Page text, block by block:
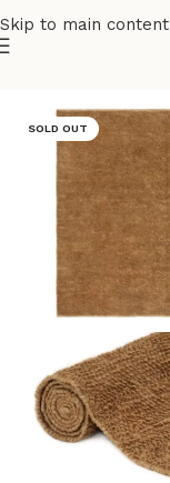
Skip to main content
SOLD OUT